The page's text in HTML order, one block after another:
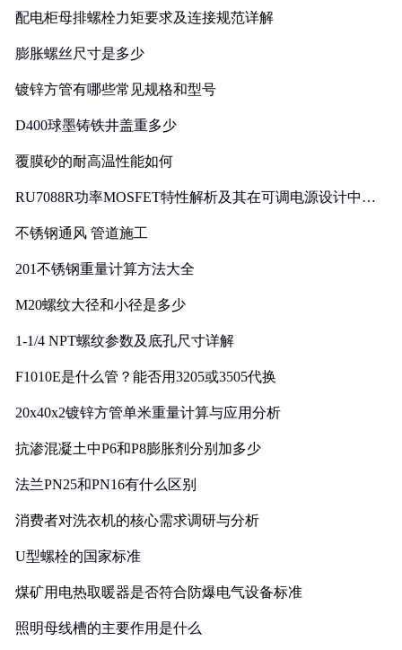
配电柜母排螺栓力矩要求及连接规范详解
膨胀螺丝尺寸是多少
镀锌方管有哪些常见规格和型号
D400球墨铸铁井盖重多少
覆膜砂的耐高温性能如何
RU7088R功率MOSFET特性解析及其在可调电源设计中的
不锈钢通风 管道施工
201不锈钢重量计算方法大全
M20螺纹大径和小径是多少
1-1/4 NPT螺纹参数及底孔尺寸详解
F1010E是什么管？能否用3205或3505代换
20x40x2镀锌方管单米重量计算与应用分析
抗渗混凝土中P6和P8膨胀剂分别加多少
法兰PN25和PN16有什么区别
消费者对洗衣机的核心需求调研与分析
U型螺栓的国家标准
煤矿用电热取暖器是否符合防爆电气设备标准
照明母线槽的主要作用是什么